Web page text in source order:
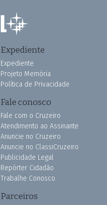
Expediente
Expediente
Projeto Memória
Política de Privacidade
Fale conosco
Fale com o Cruzeiro
Atendimento ao Assinante
Anuncie no Cruzeiro
Anuncie no ClassiCruzeiro
Publicidade Legal
Repórter Cidadão
Trabalhe Conosco
Parceiros